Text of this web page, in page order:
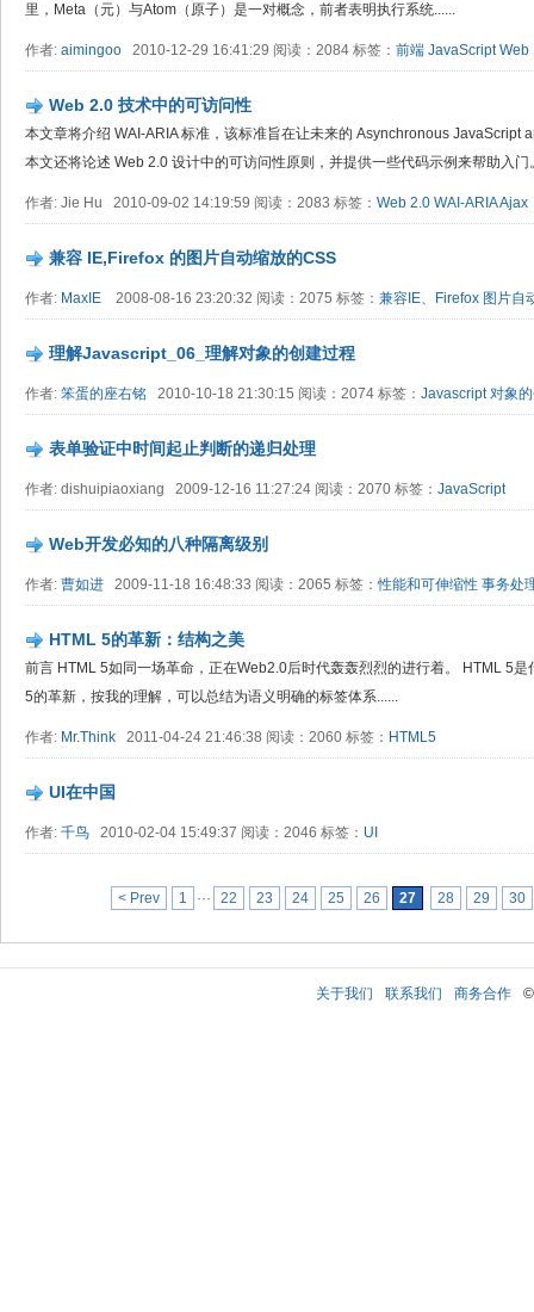
里，Meta（元）与Atom（原子）是一对概念，前者表明执行系统......
作者: aimingoo 2010-12-29 16:41:29 阅读：2084 标签： 前端 JavaScript Web
Web 2.0 技术中的可访问性
本文章将介绍 WAI-ARIA 标准，该标准旨在让未来的 Asynchronous JavaScript
本文还将论述 Web 2.0 设计中的可访问性原则，并提供一些代码示例来帮助入门
作者: Jie Hu 2010-09-02 14:19:59 阅读：2083 标签： Web 2.0 WAI-ARIAAjax
兼容 IE,Firefox 的图片自动缩放的CSS
作者: MaxIE 2008-08-16 23:20:32 阅读：2075 标签： 兼容IE、Firefox 图片自
理解Javascript_06_理解对象的创建过程
作者: 笨蛋的座右铭 2010-10-18 21:30:15 阅读：2074 标签： Javascript 对象
表单验证中时间起止判断的递归处理
作者: dishuipiaoxiang 2009-12-16 11:27:24 阅读：2070 标签： JavaScript
Web开发必知的八种隔离级别
作者: 曹如进 2009-11-18 16:48:33 阅读：2065 标签：性能和可伸缩性 事务处
HTML 5的革新：结构之美
前言 HTML 5如同一场革命，正在Web2.0后时代轰轰烈烈的进行着。 HTML 5
5的革新，按我的理解，可以总结为语义明确的标签体系......
作者: Mr.Think 2011-04-24 21:46:38 阅读：2060 标签： HTML5
UI在中国
作者: 千鸟 2010-02-04 15:49:37 阅读：2046 标签： UI
< Prev 1 ··· 22 23 24 25 26 27 28 29 30
关于我们 联系我们 商务合作